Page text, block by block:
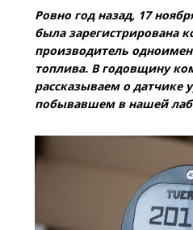
Ровно год назад, 17
была зарегистрирована
производитель
топлива. В годовщину
рассказываем о датчике
побывавшем в нашей